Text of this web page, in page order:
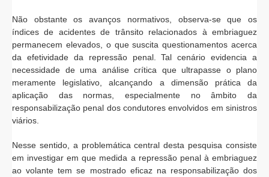
Não obstante os avanços normativos, observa-se que os
índices de acidentes de trânsito relacionados à embriaguez
permanecem elevados, o que suscita questionamentos acerca
da efetividade da repressão penal. Tal cenário evidencia a
necessidade de uma análise crítica que ultrapasse o plano
meramente legislativo, alcançando a dimensão prática da
aplicação das normas, especialmente no âmbito da
responsabilização penal dos condutores envolvidos em sinistros
viários.
Nesse sentido, a problemática central desta pesquisa consiste
em investigar em que medida a repressão penal à embriaguez
ao volante tem se mostrado eficaz na responsabilização dos